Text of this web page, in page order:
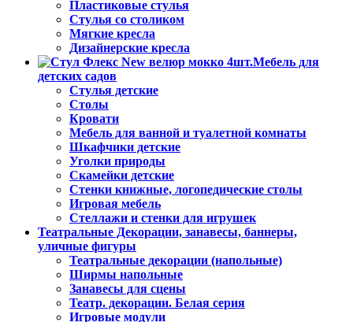
Пластиковые стулья
Стулья со столиком
Мягкие кресла
Дизайнерские кресла
Мебель для
детских садов
Стулья детские
Столы
Кровати
Мебель для ванной и туалетной комнаты
Шкафчики детские
Уголки природы
Скамейки детские
Стенки книжные, логопедические столы
Игровая мебель
Стеллажи и стенки для игрушек
Театральные Декорации, занавесы, баннеры,
уличные фигуры
Театральные декорации (напольные)
Ширмы напольные
Занавесы для сцены
Театр. декорации. Белая серия
Игровые модули